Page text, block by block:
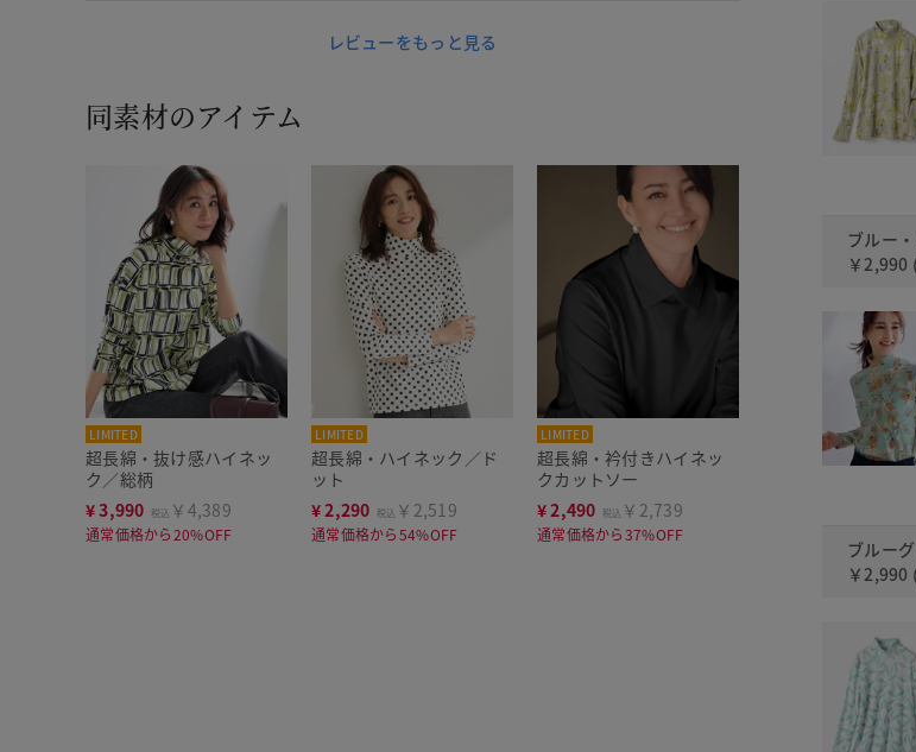
レビューをもっと見る
同素材のアイテム
LIMITED
超長綿・抜け感ハイネッ
ク／総柄
¥3,990 税込 ￥4,389
通常価格から20%OFF
LIMITED
超長綿・ハイネック／ド
ット
¥2,290 税込 ￥2,519
通常価格から54%OFF
LIMITED
超長綿・衿付きハイネッ
クカットソー
¥2,490 税込 ￥2,739
通常価格から37%OFF
ブルー
￥2,990
ブルー
￥2,990